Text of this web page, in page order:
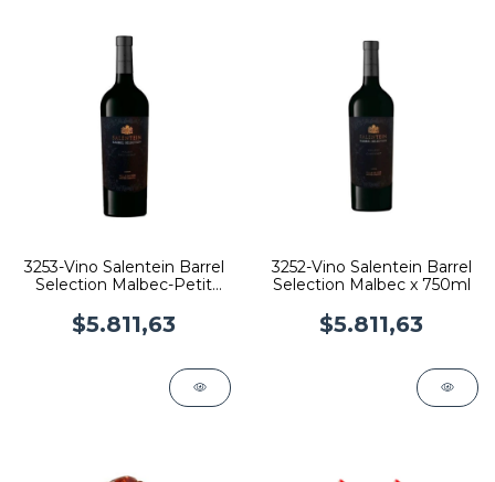
3253-Vino Salentein Barrel
Selection Malbec-Petit
$5.811,63
3252-Vino Salentein Barrel
Selection Malbec x 750ml
$5.811,63